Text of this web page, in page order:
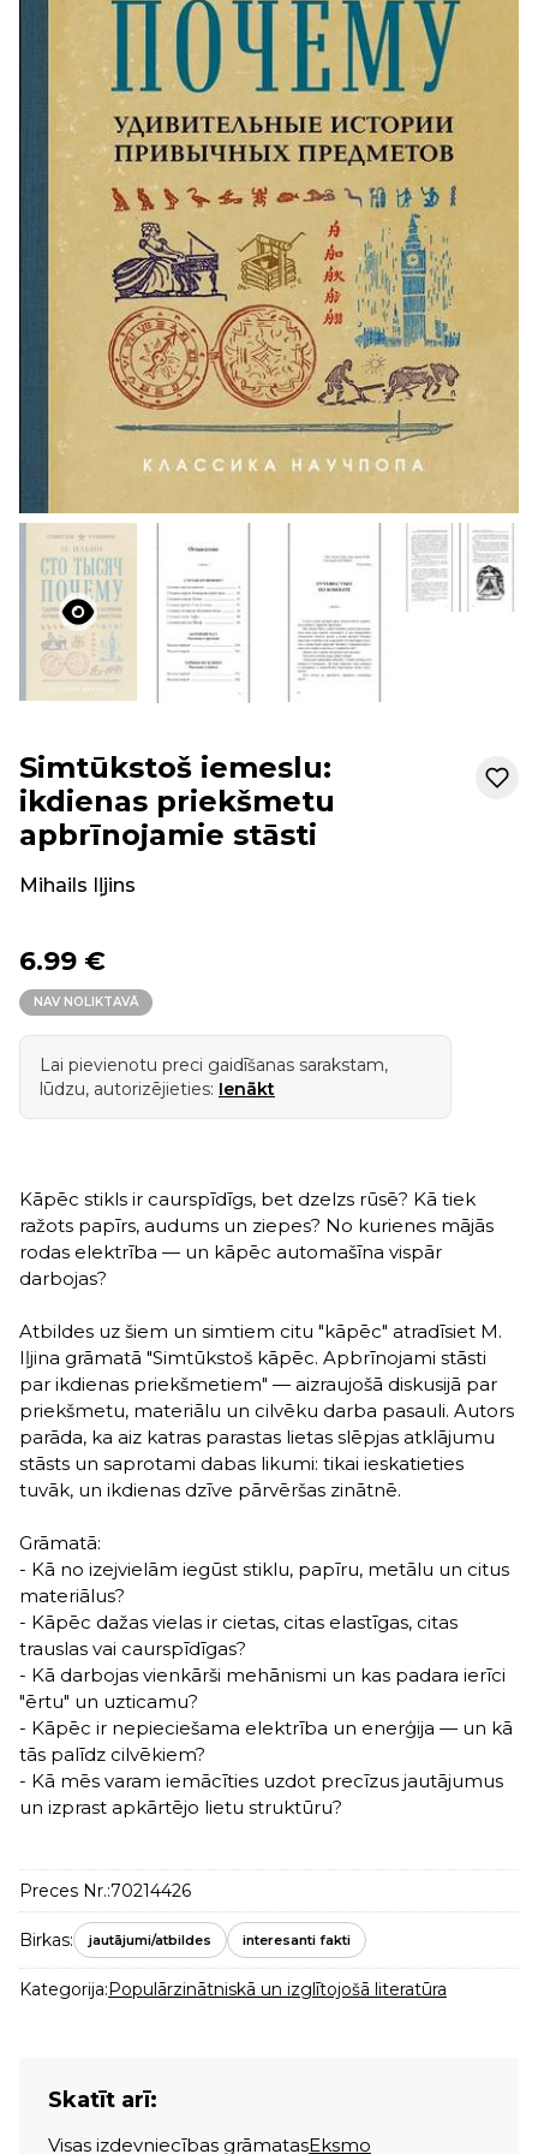
Simtūkstoš iemeslu:
ikdienas priekšmetu
apbrīnojamie stāsti
Mihails Iļjins
6.99 €
NAV NOLIKTAVĀ
Lai pievienotu preci gaidīšanas sarakstam,
lūdzu, autorizējieties: Ienākt
Kāpēc stikls ir caurspīdīgs, bet dzelzs rūsē? Kā tiek
ražots papīrs, audums un ziepes? No kurienes mājās
rodas elektrība — un kāpēc automašīna vispār
darbojas?
Atbildes uz šiem un simtiem citu "kāpēc" atradīsiet M.
Iļjina grāmatā "Simtūkstoš kāpēc. Apbrīnojami stāsti
par ikdienas priekšmetiem" — aizraujošā diskusijā par
priekšmetu, materiālu un cilvēku darba pasauli. Autors
parāda, ka aiz katras parastas lietas slēpjas atklājumu
stāsts un saprotami dabas likumi: tikai ieskatieties
tuvāk, un ikdienas dzīve pārvēršas zinātnē.
Grāmatā:
- Kā no izejvielām iegūst stiklu, papīru, metālu un citus
materiālus?
- Kāpēc dažas vielas ir cietas, citas elastīgas, citas
trauslas vai caurspīdīgas?
- Kā darbojas vienkārši mehānismi un kas padara ierīci
"ērtu" un uzticamu?
- Kāpēc ir nepieciešama elektrība un enerģija — un kā
tās palīdz cilvēkiem?
- Kā mēs varam iemācīties uzdot precīzus jautājumus
un izprast apkārtējo lietu struktūru?
Preces Nr.:70214426
Birkas: jautājumi/atbildes interesanti fakti
Kategorija:Populārzinātniskā un izglītojošā literatūra
Skatīt arī:
Visas izdevniecības grāmatasEksmo